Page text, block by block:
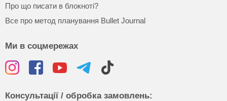
Про що писати в блокноті?
Все про метод планування Bullet Journal
Ми в соцмережах
Консультації / обробка замовлень: